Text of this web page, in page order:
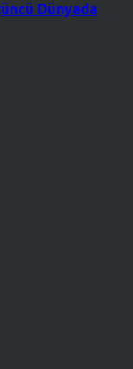
Dünyada